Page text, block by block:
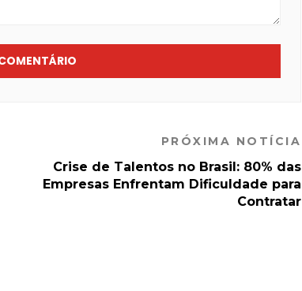
PRÓXIMA NOTÍCIA
Crise de Talentos no Brasil: 80% das
Empresas Enfrentam Dificuldade para
Contratar